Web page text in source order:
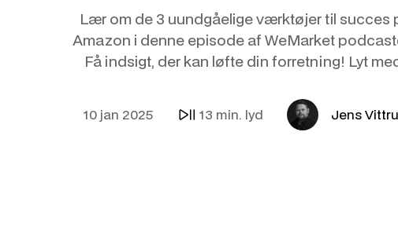
E-mail &
AI
Amazon
AI-kollega
OpenAI
Synlighed i
Lær om de 3 uundgåelige værktøjer til succes
Amazon i denne episode af WeMarket
Få indsigt, der kan løfte din forretning! Lyt
10 jan 2025 13 min. lyd Jens